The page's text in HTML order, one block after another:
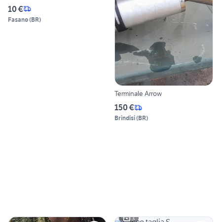
10 €
Fasano(BR)
Terminale Arrow
150 €
Brindisi(BR)
3